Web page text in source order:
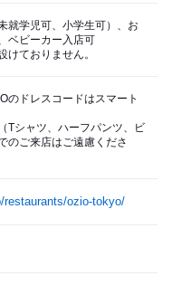
就学児可、小学生可）、お
ベビーカー入店可
けておりません。
のドレスコードはスマート
Tシャツ、ハーフパンツ、ビ
のご来店はご遠慮くださ
restaurants/ozio-tokyo/